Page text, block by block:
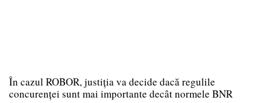
În cazul ROBOR, justiția va decide dacă regulile
concurenței sunt mai importante decât normele BNR